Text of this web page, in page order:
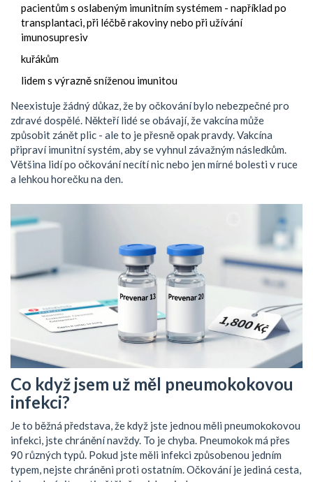
pacientům s oslabeným imunitním systémem - například po
transplantaci, při léčbě rakoviny nebo při užívání
imunosupresiv
kuřákům
lidem s výrazně sníženou imunitou
Neexistuje žádný důkaz, že by očkování bylo nebezpečné pro
zdravé dospělé. Někteří lidé se obávají, že vakcína může
způsobit zánět plic - ale to je přesně opak pravdy. Vakcína
připraví imunitní systém, aby se vyhnul závažným následkům.
Většina lidí po očkování necítí nic nebo jen mírné bolesti v ruce
a lehkou horečku na den.
Co když jsem už měl pneumokokovou
infekci?
Je to běžná představa, že když jste jednou měli pneumokokovou
infekci, jste chránění navždy. To je chyba. Pneumokok má přes
90 různých typů. Pokud jste měli infekci způsobenou jedním
typem, nejste chráněni proti ostatním. Očkování je jediná cesta,